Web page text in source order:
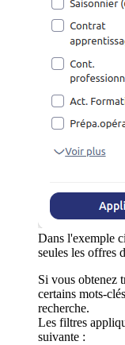
Dans l'exemple
seules les offres
Si vous obtenez
certains mots-
recherche.
Les filtres
suivante :